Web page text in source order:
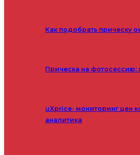
Как подобрать прическу
Прическа на фотосессию:
uXprice- мониторинг цен
аналитика